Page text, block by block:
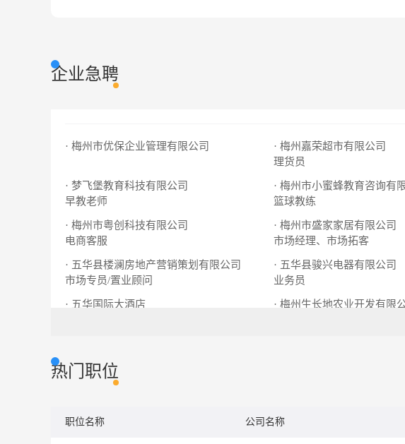
企业急聘
· 梅州市优保企业管理有限公司
· 梅州嘉荣超市有限公司
理货员
· 梦飞堡教育科技有限公司
早教老师
· 梅州市小蜜蜂教育咨询有
篮球教练
· 梅州市粤创科技有限公司
电商客服
· 梅州市盛家家居有限公司
市场经理、市场拓客
· 五华县楼澜房地产营销策划有限公司
市场专员/置业顾问
· 五华县骏兴电器有限公司
业务员
· 五华国际大酒店
· 梅州生长地农业开发有限
热门职位
职位名称 公司名称